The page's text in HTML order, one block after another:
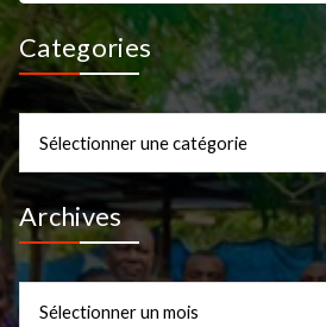
Categories
Archives